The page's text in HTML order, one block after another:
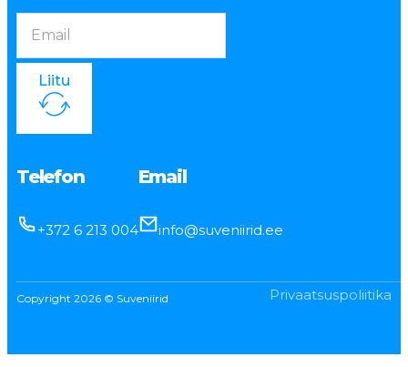
Liitu
Telefon
+372 6 213 004
Email
info@suveniirid.ee
Copyright 2026 © Suveniirid Privaatsuspoliitika